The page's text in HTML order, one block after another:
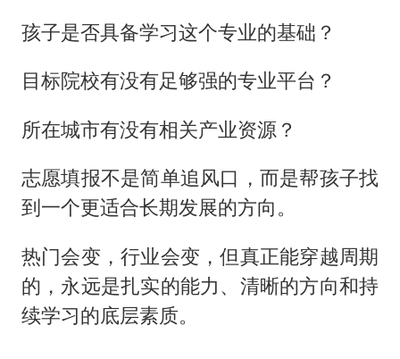
孩子是否具备学习这个专业的基础？
目标院校有没有足够强的专业平台？
所在城市有没有相关产业资源？
志愿填报不是简单追风口，而是帮孩子找
到一个更适合长期发展的方向。
热门会变，行业会变，但真正能穿越周期
的，永远是扎实的能力、清晰的方向和持
续学习的底层素质。